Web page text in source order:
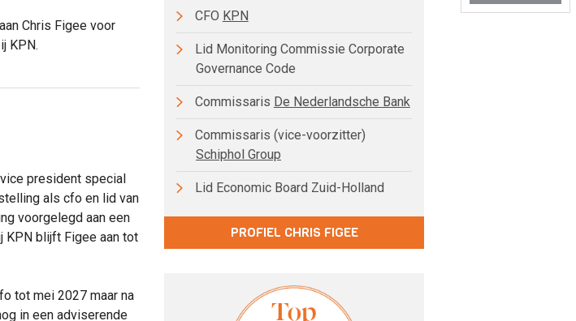
Chris Figee voor
KPN.
president special
als cfo en lid van
voorgelegd aan een
KPN blijft Figee aan tot
tot mei 2027 maar na
in een adviserende
CFO KPN
Lid Monitoring Commissie Corporate
Governance Code
Commissaris De Nederlandsche Bank
Commissaris (vice-voorzitter)
Schiphol Group
Lid Economic Board Zuid-Holland
PROFIEL CHRIS FIGEE